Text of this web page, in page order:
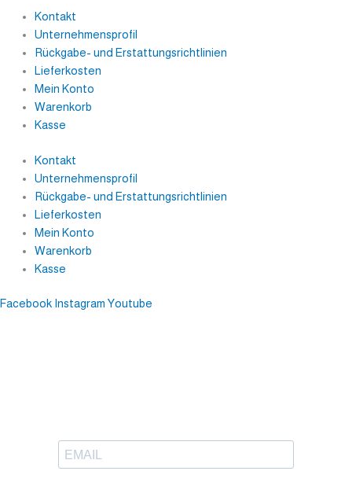
Kontakt
Unternehmensprofil
Rückgabe- und Erstattungsrichtlinien
Lieferkosten
Mein Konto
Warenkorb
Kasse
Kontakt
Unternehmensprofil
Rückgabe- und Erstattungsrichtlinien
Lieferkosten
Mein Konto
Warenkorb
Kasse
Facebook Instagram Youtube